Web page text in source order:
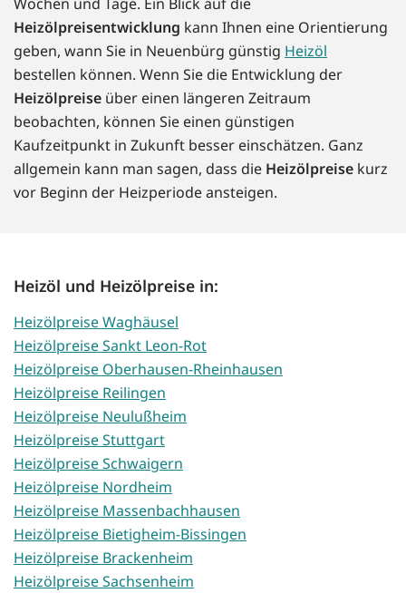
Heizölpreisentwicklung kann Ihnen eine Orientierung
geben, wann Sie in Neuenbürg günstig Heizöl
bestellen können. Wenn Sie die Entwicklung der
Heizölpreise über einen längeren Zeitraum
beobachten, können Sie einen günstigen
Kaufzeitpunkt in Zukunft besser einschätzen. Ganz
allgemein kann man sagen, dass die Heizölpreise kurz
vor Beginn der Heizperiode ansteigen.
Heizöl und Heizölpreise in:
Heizölpreise Waghäusel
Heizölpreise Sankt Leon-Rot
Heizölpreise Oberhausen-Rheinhausen
Heizölpreise Reilingen
Heizölpreise Neulußheim
Heizölpreise Stuttgart
Heizölpreise Schwaigern
Heizölpreise Nordheim
Heizölpreise Massenbachhausen
Heizölpreise Bietigheim-Bissingen
Heizölpreise Brackenheim
Heizölpreise Sachsenheim